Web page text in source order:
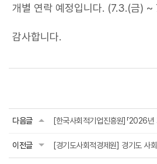
개별 연락 예정입니다. (7.3.(금) ~
감사합니다.
다음글
이전글